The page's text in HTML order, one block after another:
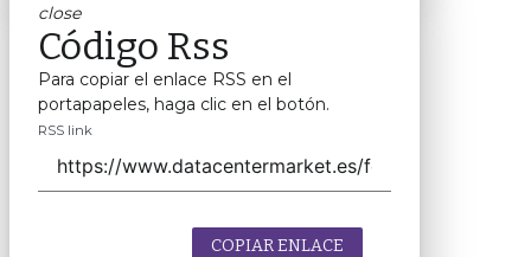
close
Código Rss
Para copiar el enlace RSS en el
portapapeles, haga clic en el botón.
RSS link
COPIAR ENLACE